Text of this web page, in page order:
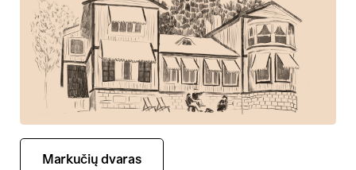
Markučių dvaras